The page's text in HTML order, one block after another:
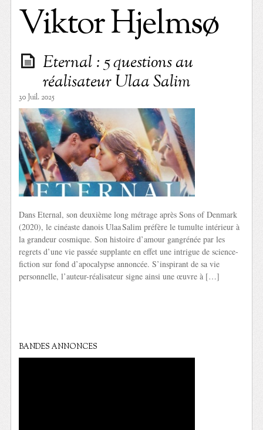
Viktor Hjelmsø
Eternal : 5 questions au
réalisateur Ulaa Salim
30 Juil. 2025
Dans Eternal, son deuxième long métrage après Sons of Denmark
(2020), le cinéaste danois Ulaa Salim préfère le tumulte intérieur à
la grandeur cosmique. Son histoire d’amour gangrénée par les
regrets d’une vie passée supplante en effet une intrigue de science-
fiction sur fond d’apocalypse annoncée. S’inspirant de sa vie
personnelle, l’auteur-réalisateur signe ainsi une œuvre à […]
BANDES ANNONCES